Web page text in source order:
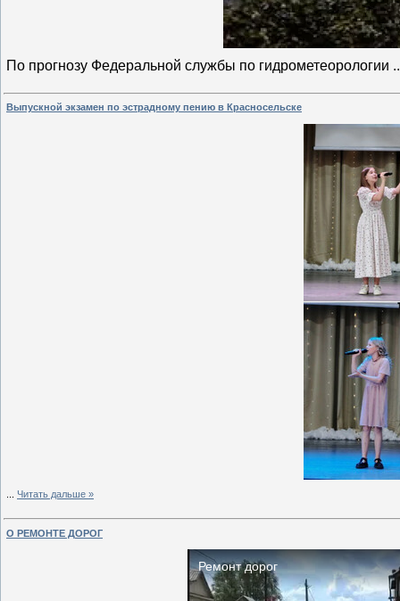
По прогнозу Федеральной службы по гидрометеорологии
Выпускной экзамен по эстрадному пению в Красносельске
Читать дальше »
О РЕМОНТЕ ДОРОГ